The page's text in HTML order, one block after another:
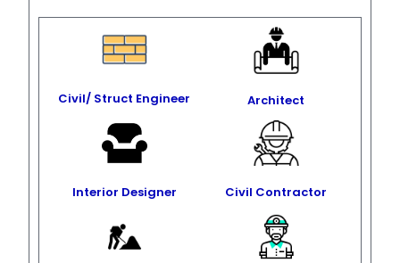
Civil/ Struct Engineer Architect
Interior Designer Civil Contractor